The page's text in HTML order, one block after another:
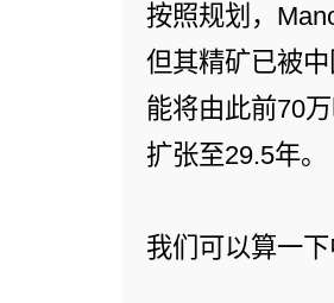
按照规划，
但其精矿已被
能将由此前70
扩张至29.5年。
我们可以算一